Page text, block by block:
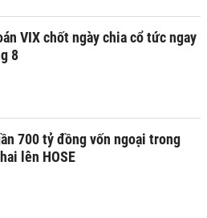
VIX chốt ngày chia cổ tức ngay
8
700 tỷ đồng vốn ngoại trong
lên HOSE